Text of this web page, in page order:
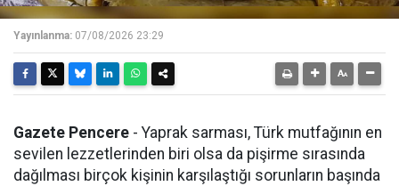
Yayınlanma: 07/08/2026 23:29
Gazete Pencere - Yaprak sarması, Türk mutfağının en
sevilen lezzetlerinden biri olsa da pişirme sırasında
dağılması birçok kişinin karşılaştığı sorunların başında